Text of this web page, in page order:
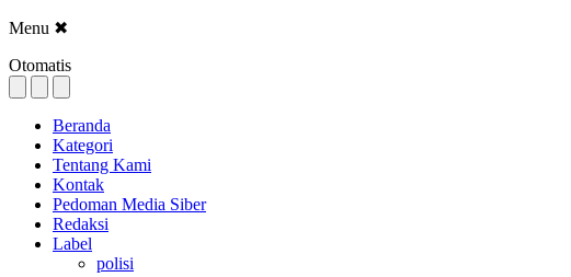
Menu ✖
Otomatis
Beranda
Kategori
Tentang Kami
Kontak
Pedoman Media Siber
Redaksi
Label
polisi